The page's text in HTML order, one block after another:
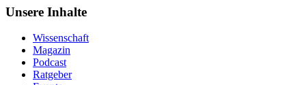
Unsere Inhalte
Wissenschaft
Magazin
Podcast
Ratgeber